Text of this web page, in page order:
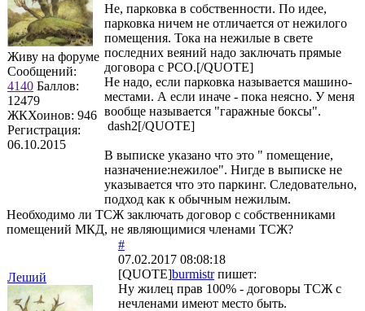
Живу на форуме
Сообщений:
4140 Баллов:
12479
ЖКХоинов: 946
Регистрация:
06.10.2015
Не, парковка в собственности. По идее,
парковка ничем не отличается от нежилого
помещения. Тока на нежилые в свете
последних веяний надо заключать прямые
договора с РСО.[/QUOTE]
Не надо, если парковка называется машино-
местами. А если иначе - пока неясно. У меня
вообще называется "гаражные боксы".
dash2[/QUOTE]
В выписке указано что это " помещение,
назначение:нежилое". Нигде в выписке не
указывается что это паркинг. Следовательно,
подход как к обычным нежилым.
Необходимо ли ТСЖ заключать договор с собственниками
помещений МКД, не являющимися членами ТСЖ?
Леший
#
07.02.2017 08:08:18
[QUOTE]burmistrпишет:
Ну жилец прав 100% - договоры ТСЖ с
нечленами имеют место быть.